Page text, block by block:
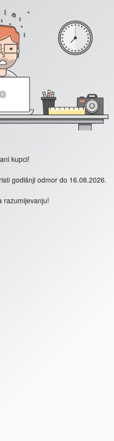
kupci!
godišnji odmor do 16.08.2026.
razumijevanju!